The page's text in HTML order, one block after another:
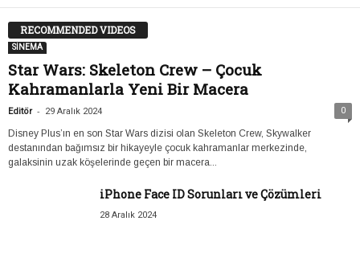
RECOMMENDED VIDEOS
SİNEMA
Star Wars: Skeleton Crew – Çocuk
Kahramanlarla Yeni Bir Macera
Editör - 29 Aralık 2024 0
Disney Plus’ın en son Star Wars dizisi olan Skeleton Crew, Skywalker
destanından bağımsız bir hikayeyle çocuk kahramanlar merkezinde,
galaksinin uzak köşelerinde geçen bir macera...
iPhone Face ID Sorunları ve Çözümleri
28 Aralık 2024